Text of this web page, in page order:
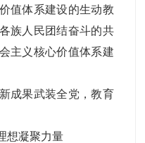
值体系建设的生动教
族人民团结奋斗的共
主义核心价值体系建
成果武装全党，教育
想凝聚力量